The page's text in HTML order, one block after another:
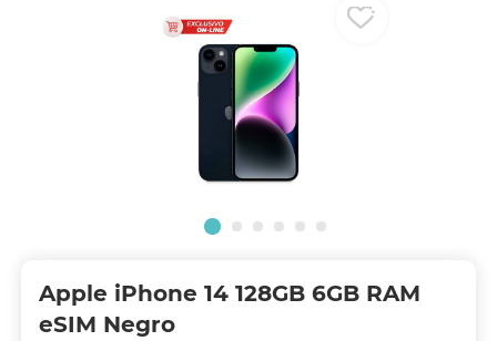
Apple iPhone 14 128GB 6GB RAM
eSIM Negro